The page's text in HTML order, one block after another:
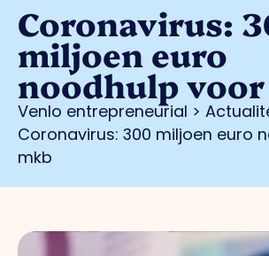
Coronavirus:
miljoen euro
noodhulp
Venlo entrepreneurial >
Coronavirus: 300 miljoen euro
mkb